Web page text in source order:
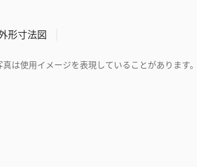
形寸法図
真は使用イメージを表現していることがあります